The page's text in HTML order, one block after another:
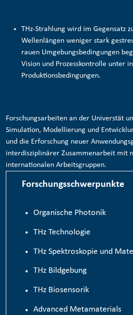
THz-Strahlung wird im Gegensatz
Wellenlängen weniger stark
rauen Umgebungsbedingungen
Vision und Prozesskontrolle unter
Produktionsbedingungen.
Forschungsarbeiten an der Universtät
Simulation, Modellierung und
und die Erforschung neuer
interdisziplinärer Zusammenarbeit mit
internationalen Arbeitsgruppen.
Forschungsschwerpunkte
Organische Photonik
THz Technologie
THz Spektroskopie und
THz Bildgebung
THz Biosensorik
Advanced Metamaterials